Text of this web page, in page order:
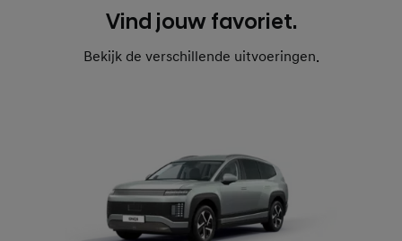
Vind jouw favoriet.
Bekijk de verschillende uitvoeringen.